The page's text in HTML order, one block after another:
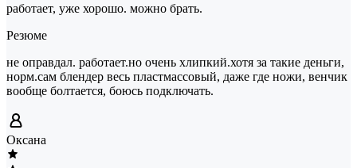
работает, уже хорошо. можно брать.
Резюме
не оправдал. работает.но очень хлипкий.хотя за такие деньги,
норм.сам блендер весь пластмассовый, даже где ножи, венчик
вообще болтается, боюсь подключать.
Оксана